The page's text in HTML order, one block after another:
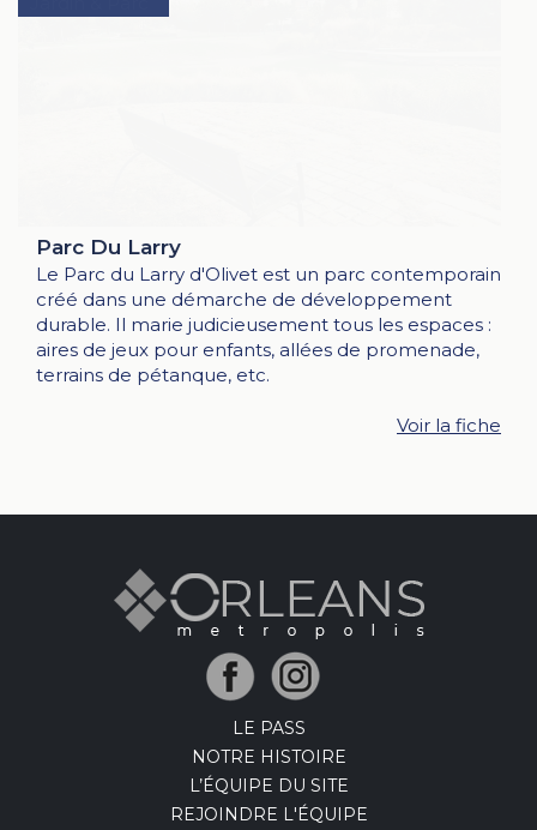
Parc Du Larry
Le Parc du Larry d'Olivet est un parc contemporain
créé dans une démarche de développement
durable. Il marie judicieusement tous les espaces :
aires de jeux pour enfants, allées de promenade,
terrains de pétanque, etc.
Voir la fiche
LE PASS
NOTRE HISTOIRE
L’ÉQUIPE DU SITE
REJOINDRE L'ÉQUIPE